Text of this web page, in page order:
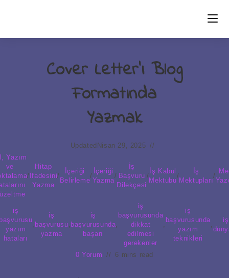
Cover Letter’ı Blog
Formatında
Yazmak
Updated Nisan 29, 2025
Yazım
ve
/
Hitap
İfadesini
Yazma
/
İçeriği
Belirleme
/
İçeriği
Yazma
/
İş
Başvuru
Dilekçesi
/
İş Kabul
Mektubu
/
İş
Mektupları
/
iş
yazım
hataları
,
iş
başvurusu
yazma
,
iş
başvurusunda
başarı
,
iş
başvurusunda
dikkat
edilmesi
gerekenler
,
iş
başvurusunda
yazım
teknikleri
,
iş
0 Yorum 6 mins read